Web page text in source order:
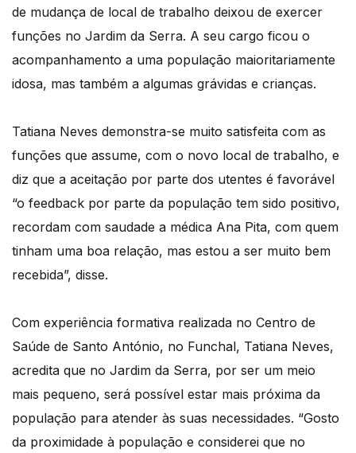
de mudança de local de trabalho deixou de exercer
funções no Jardim da Serra. A seu cargo ficou o
acompanhamento a uma população maioritariamente
idosa, mas também a algumas grávidas e crianças.
Tatiana Neves demonstra-se muito satisfeita com as
funções que assume, com o novo local de trabalho, e
diz que a aceitação por parte dos utentes é favorável
“o feedback por parte da população tem sido positivo,
recordam com saudade a médica Ana Pita, com quem
tinham uma boa relação, mas estou a ser muito bem
recebida”, disse.
Com experiência formativa realizada no Centro de
Saúde de Santo António, no Funchal, Tatiana Neves,
acredita que no Jardim da Serra, por ser um meio
mais pequeno, será possível estar mais próxima da
população para atender às suas necessidades. “Gosto
da proximidade à população e considerei que no